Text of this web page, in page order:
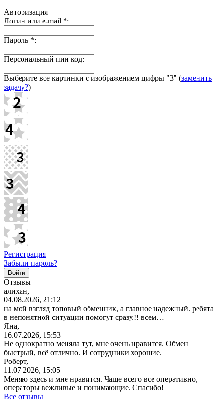
Авторизация
Логин или e-mail *:
Пароль *:
Персональный пин код:
Выберите все картинки с изображением цифры "3" (заменить
задачу?)
Регистрация
Забыли пароль?
Отзывы
алихан,
04.08.2026, 21:12
на мой взгляд топовый обменник, а главное надежный. ребята
в непонятной ситуации помогут сразу.!! всем…
Яна,
16.07.2026, 15:53
Не однократно меняла тут, мне очень нравится. Обмен
быстрый, всё отлично. И сотрудники хорошие.
Роберт,
11.07.2026, 15:05
Меняю здесь и мне нравится. Чаще всего все оперативно,
операторы вежливые и понимающие. Спасибо!
Все отзывы